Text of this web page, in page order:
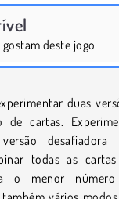
deste jogo
duas
de cartas.
desafiadora
todas as
o menor